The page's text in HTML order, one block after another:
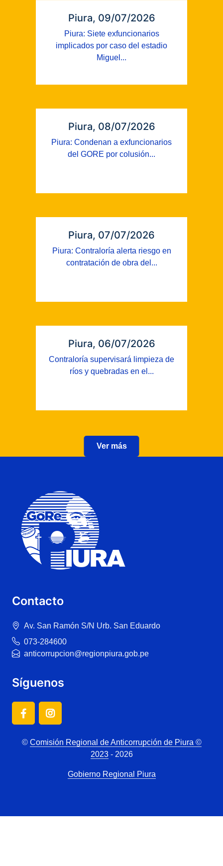
Piura, 09/07/2026
Piura: Siete exfuncionarios
implicados por caso del estadio
Miguel...
Piura, 08/07/2026
Piura: Condenan a exfuncionarios
del GORE por colusión...
Piura, 07/07/2026
Piura: Contraloría alerta riesgo en
contratación de obra del...
Piura, 06/07/2026
Contraloría supervisará limpieza de
ríos y quebradas en el...
Ver más
Contacto
Av. San Ramón S/N Urb. San Eduardo
073-284600
anticorrupcion@regionpiura.gob.pe
Síguenos
© Comisión Regional de Anticorrupción de Piura ©
2023- 2026
Gobierno Regional Piura